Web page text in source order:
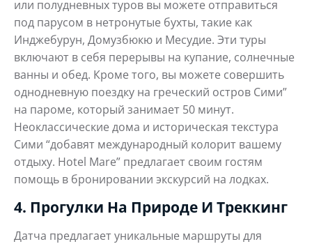
или полудневных туров вы можете отправиться
под парусом в нетронутые бухты, такие как
Инджебурун, Домузбюкю и Месудие. Эти туры
включают в себя перерывы на купание, солнечные
ванны и обед. Кроме того, вы можете совершить
однодневную поездку на греческий остров Сими”
на пароме, который занимает 50 минут.
Неоклассические дома и историческая текстура
Сими “добавят международный колорит вашему
отдыху. Hotel Mare” предлагает своим гостям
помощь в бронировании экскурсий на лодках.
4. Прогулки На Природе И Треккинг
Датча предлагает уникальные маршруты для